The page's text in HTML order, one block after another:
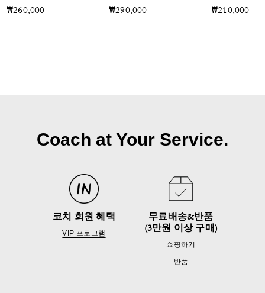
₩260,000 ₩290,000 ₩210,000
Coach at Your Service.
코치 회원 혜택
VIP 프로그램
무료배송&반품
(3만원 이상 구매)
쇼핑하기
반품